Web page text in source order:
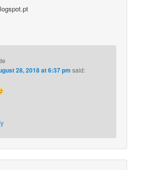
28, 2018 at 6:37 pm said: